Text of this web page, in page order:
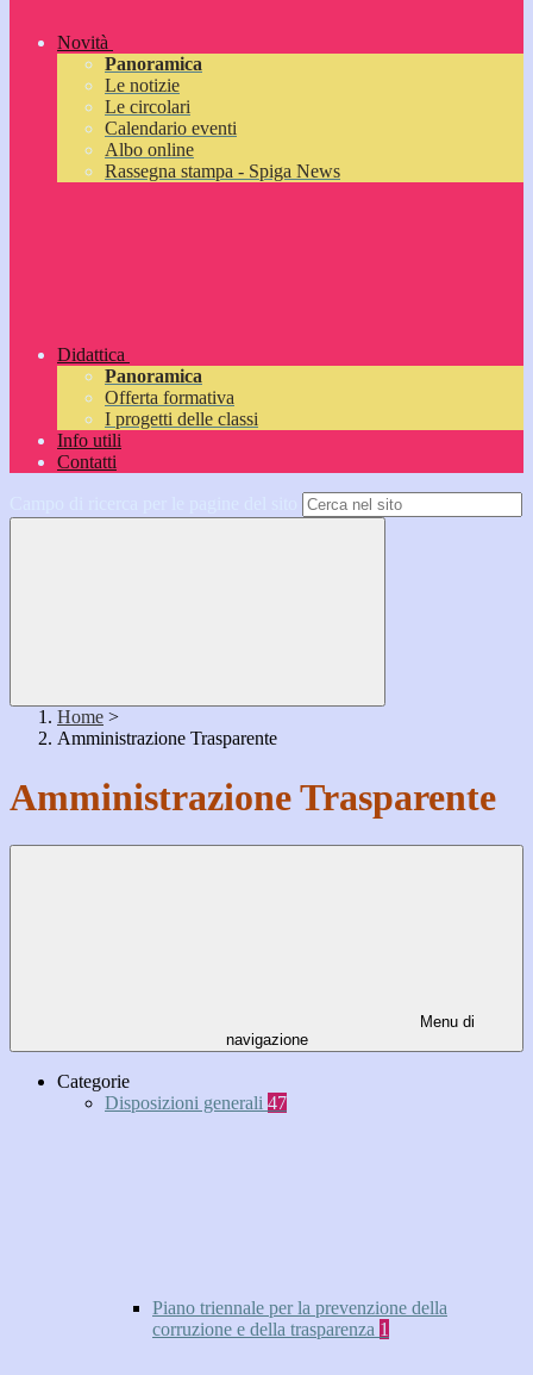
Novità
Panoramica
Le notizie
Le circolari
Calendario eventi
Albo online
Rassegna stampa - Spiga News
Didattica
Panoramica
Offerta formativa
I progetti delle classi
Info utili
Contatti
Home >
Amministrazione Trasparente
Amministrazione Trasparente
Menu di
navigazione
Categorie
Disposizioni generali 47
Piano triennale per la prevenzione della
corruzione e della trasparenza 1